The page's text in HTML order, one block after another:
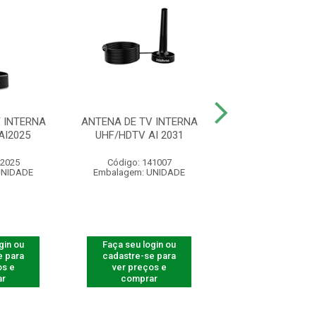
INTERNA
ou
para
e
ANTENA DE TV INTERNA
UHF/HDTV AI 2031
Código: 141007
Embalagem: UNIDADE
Faça seu login ou
cadastre-se para
ver preços e
comprar